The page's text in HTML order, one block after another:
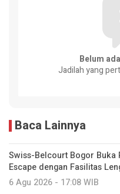
Belum
Jadilah yang
Baca Lainnya
Swiss-Belcourt Bogor
Escape dengan Fasilitas
6 Agu 2026 - 17:08 WIB